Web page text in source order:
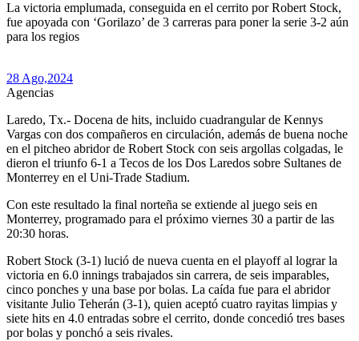
La victoria emplumada, conseguida en el cerrito por Robert Stock,
fue apoyada con ‘Gorilazo’ de 3 carreras para poner la serie 3-2 aún
para los regios
28 Ago,2024
Agencias
Laredo, Tx.- Docena de hits, incluido cuadrangular de Kennys
Vargas con dos compañeros en circulación, además de buena noche
en el pitcheo abridor de Robert Stock con seis argollas colgadas, le
dieron el triunfo 6-1 a Tecos de los Dos Laredos sobre Sultanes de
Monterrey en el Uni-Trade Stadium.
Con este resultado la final norteña se extiende al juego seis en
Monterrey, programado para el próximo viernes 30 a partir de las
20:30 horas.
Robert Stock (3-1) lució de nueva cuenta en el playoff al lograr la
victoria en 6.0 innings trabajados sin carrera, de seis imparables,
cinco ponches y una base por bolas. La caída fue para el abridor
visitante Julio Teherán (3-1), quien aceptó cuatro rayitas limpias y
siete hits en 4.0 entradas sobre el cerrito, donde concedió tres bases
por bolas y ponchó a seis rivales.